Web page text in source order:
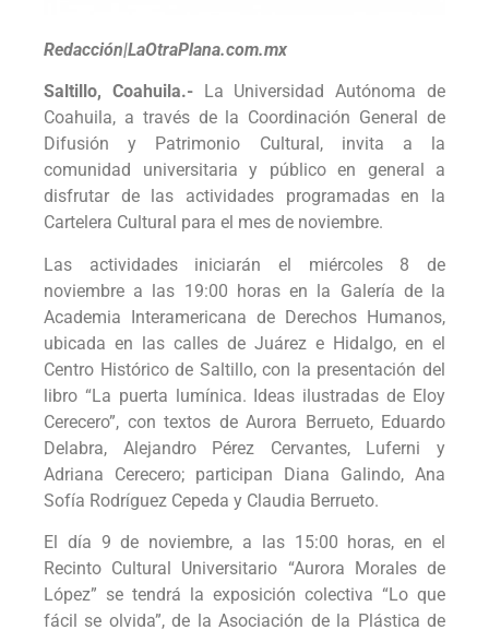
Redacción|LaOtraPlana.com.mx
Saltillo, Coahuila.-
La Universidad Autónoma de
Coahuila, a través de la Coordinación General de
Difusión y Patrimonio Cultural, invita a la
comunidad universitaria y público en general a
disfrutar de las actividades programadas en la
Cartelera Cultural para el mes de noviembre.
Las actividades iniciarán el miércoles 8 de
noviembre a las 19:00 horas en la Galería de la
Academia Interamericana de Derechos Humanos,
ubicada en las calles de Juárez e Hidalgo, en el
Centro Histórico de Saltillo, con la presentación del
libro “La puerta lumínica. Ideas ilustradas de Eloy
Cerecero”, con textos de Aurora Berrueto, Eduardo
Delabra, Alejandro Pérez Cervantes, Luferni y
Adriana Cerecero; participan Diana Galindo, Ana
Sofía Rodríguez Cepeda y Claudia Berrueto.
El día 9 de noviembre, a las 15:00 horas, en el
Recinto Cultural Universitario “Aurora Morales de
López” se tendrá la exposición colectiva “Lo que
fácil se olvida”, de la Asociación de la Plástica de